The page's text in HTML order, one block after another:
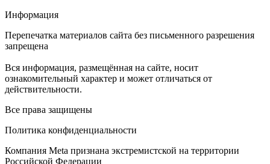
Информация
Перепечатка материалов сайта без письменного разрешения
запрещена
Вся информация, размещённая на сайте, носит
ознакомительный характер и может отличаться от
действительности.
Все права защищены
Политика конфиденциальности
Компания Meta признана экстремистской на территории
Российской Федерации